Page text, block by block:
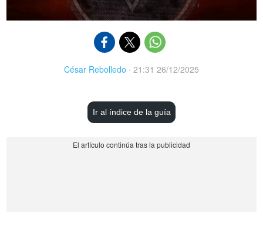
César Rebolledo · 21:31 26/12/2025
Ir al índice de la guía